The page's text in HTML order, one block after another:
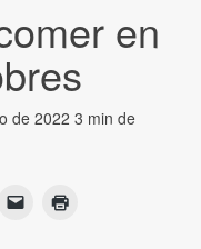
en
de 2022 3 min de